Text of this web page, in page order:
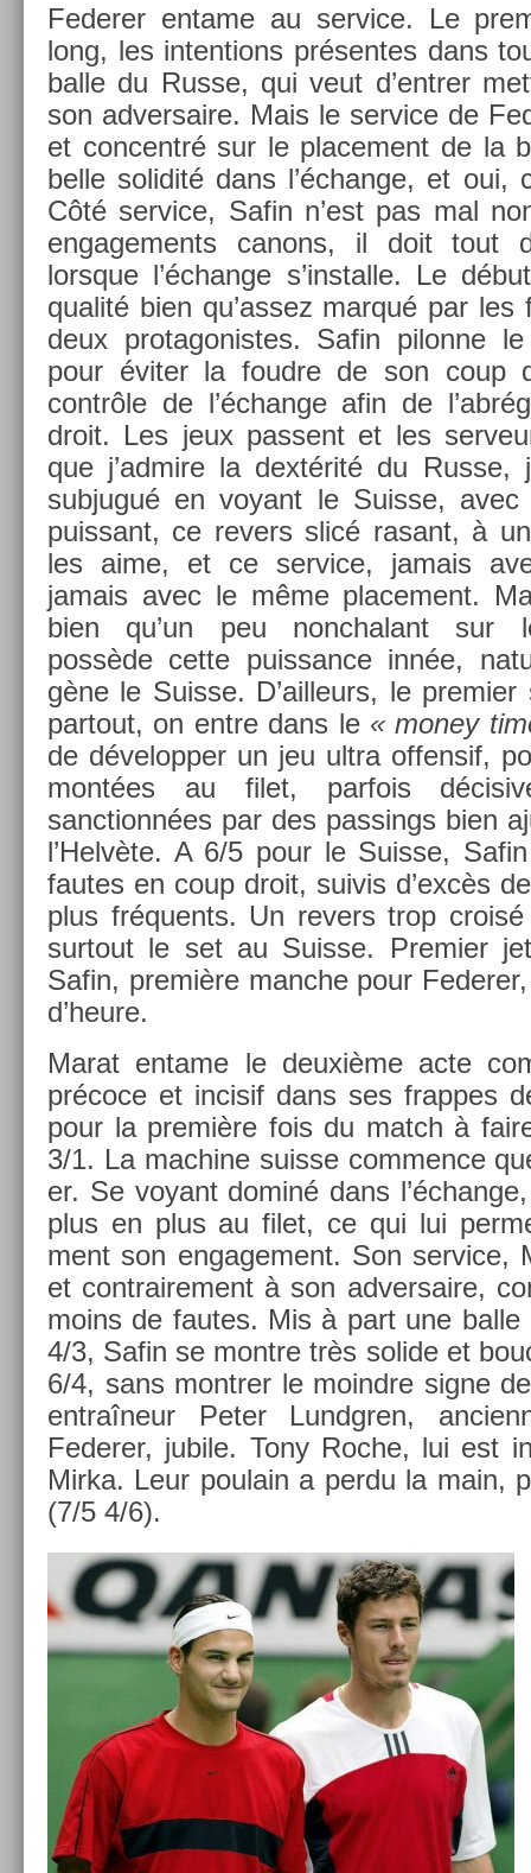
Feder­er en­tame au ser­vice. Le
long, les in­ten­tions présen­tes dans
balle du Russe, qui veut d’entr­er
son ad­versaire. Mais le ser­vice de
et con­centré sur le place­ment de la
belle sol­idité dans l’échan­ge, et oui,
Côté ser­vice, Safin n’est pas mal
en­gage­ments canons, il doit tout
lorsque l’échan­ge s’instal­le. Le
qualité bien qu’assez marqué par
deux pro­tagonis­tes. Safin pilon­ne
pour éviter la foud­re de son coup
contrôle de l’échan­ge afin de
droit. Les jeux pas­sent et les
que j’ad­mire la dextérité du Russe,
sub­jugué en voyant le Suis­se,
puis­sant, ce re­v­ers slicé rasant, à
les aime, et ce ser­vice, jamais
jamais avec le même place­ment.
bien qu’un peu non­chalant sur
possède cette puis­sance innée,
gène le Suis­se. D’ail­leurs, le
par­tout, on entre dans le « money
de développ­er un jeu ultra of­fen­sif,
montées au filet, par­fois
sanctionnées par des pass­ings bien
l’Helvète. A 6/5 pour le Suis­se,
fautes en coup droit, suivis d’excès
plus fréquents. Un re­v­ers trop
sur­tout le set au Suis­se. Pre­mi­er
Safin, première man­che pour
d’heure.
Marat en­tame le deuxième acte
précoce et in­cisif dans ses frap­pes
pour la première fois du match à
3/1. La mac­hine suis­se com­m­ence
er. Se voyant dominé dans
plus en plus au filet, ce qui lui
ment son en­gage­ment. Son ser­vice,
et contra­ire­ment à son ad­versaire,
moins de fautes. Mis à part une
4/3, Safin se montre très sol­ide et
6/4, sans montr­er le moindre signe
entraîneur Peter Lundgr­en,
Feder­er, jubile. Tony Roche, lui est
Mirka. Leur poulain a perdu la main,
(7/5 4/6).